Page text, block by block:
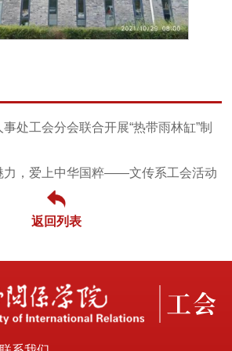
事处工会分会联合开展“热带雨林缸”制
力，爱上中华国粹——文传系工会活动
返回列表